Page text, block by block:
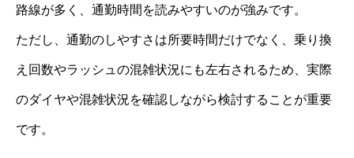
路線が多く、通勤時間を読みやすいのが強みです。
ただし、通勤のしやすさは所要時間だけでなく、乗り換
え回数やラッシュの混雑状況にも左右されるため、実際
のダイヤや混雑状況を確認しながら検討することが重要
です。